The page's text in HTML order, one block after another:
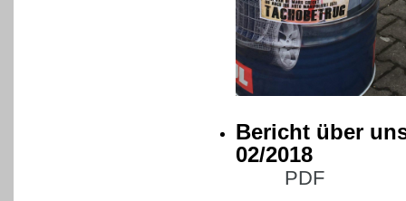
Bericht über
02/2018
PDF